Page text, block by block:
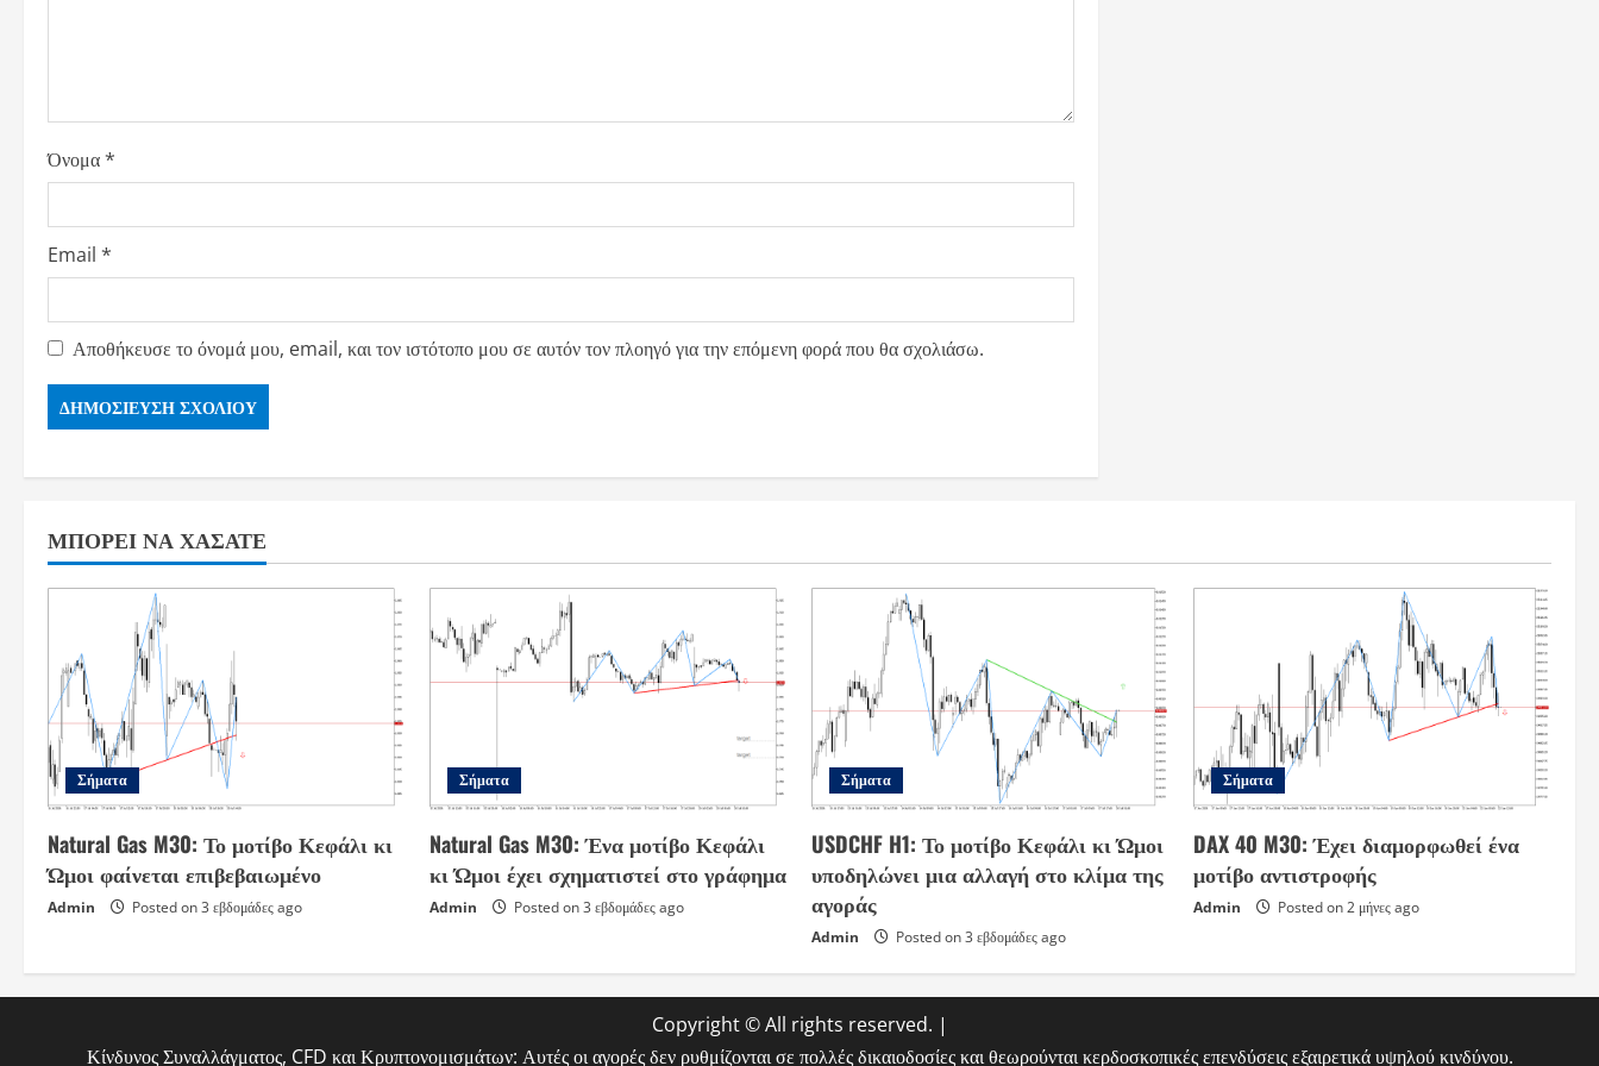
Όνομα*
Email *
Αποθήκευσε το όνομά μου, email, και τον ιστότοπο μου σε αυτόν τον πλοηγό για την επόμενη φορά που θα σχολιάσω.
ΜΠΟΡΕΊ ΝΑ ΧΆΣΑΤΕ
Σήματα
Natural Gas M30: Το μοτίβο Κεφάλι κι
Ώμοι φαίνεται επιβεβαιωμένο
Admin Posted on 3 εβδομάδες ago
Σήματα
Natural Gas M30: Ένα μοτίβο Κεφάλι
κι Ώμοι έχει σχηματιστεί στο γράφημα
Admin Posted on 3 εβδομάδες ago
Σήματα
USDCHF H1: Το μοτίβο Κεφάλι κι Ώμοι
υποδηλώνει μια αλλαγή στο κλίμα της
αγοράς
Admin Posted on 3 εβδομάδες ago
Σήματα
DAX 40 M30: Έχει διαμορφωθεί ένα
μοτίβο αντιστροφής
Admin Posted on 2 μήνες ago
Copyright © All rights reserved. |
Κίνδυνος Συναλλάγματος, CFD και Κρυπτονομισμάτων: Αυτές οι αγορές δεν ρυθμίζονται σε πολλές δικαιοδοσίες και θεωρούνται κερδοσκοπικές επενδύσεις εξαιρετικά υψηλού κινδύνου.